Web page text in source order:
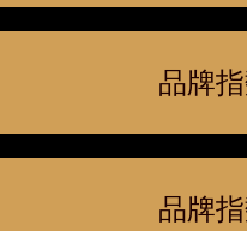
品牌
品牌
伟业ENF板材 020-84900747